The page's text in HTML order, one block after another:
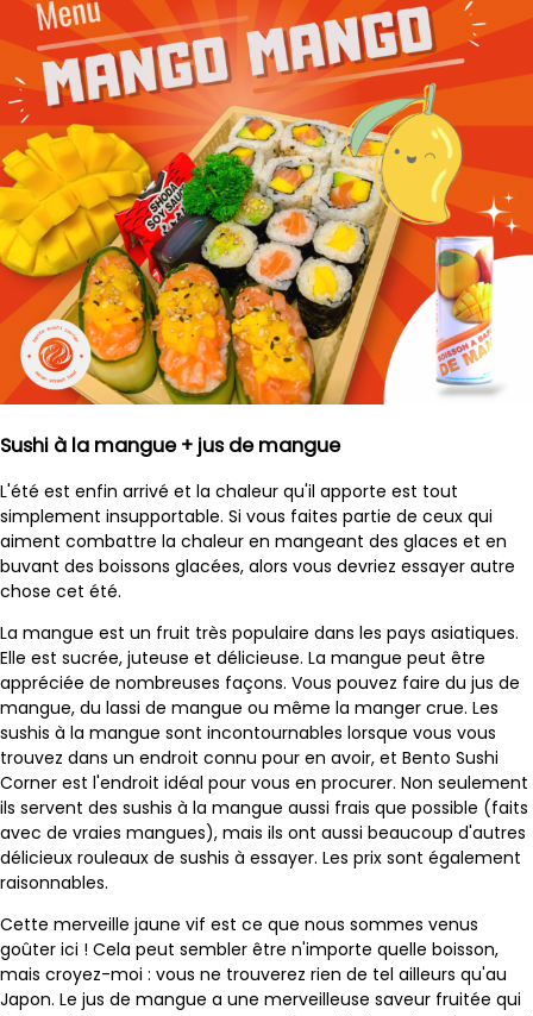
Sushi à la mangue + jus de mangue
L'été est enfin arrivé et la chaleur qu'il apporte est tout
simplement insupportable. Si vous faites partie de ceux qui
aiment combattre la chaleur en mangeant des glaces et en
buvant des boissons glacées, alors vous devriez essayer autre
chose cet été.
La mangue est un fruit très populaire dans les pays asiatiques.
Elle est sucrée, juteuse et délicieuse. La mangue peut être
appréciée de nombreuses façons. Vous pouvez faire du jus de
mangue, du lassi de mangue ou même la manger crue. Les
sushis à la mangue sont incontournables lorsque vous vous
trouvez dans un endroit connu pour en avoir, et Bento Sushi
Corner est l'endroit idéal pour vous en procurer. Non seulement
ils servent des sushis à la mangue aussi frais que possible (faits
avec de vraies mangues), mais ils ont aussi beaucoup d'autres
délicieux rouleaux de sushis à essayer. Les prix sont également
raisonnables.
Cette merveille jaune vif est ce que nous sommes venus
goûter ici ! Cela peut sembler être n'importe quelle boisson,
mais croyez-moi : vous ne trouverez rien de tel ailleurs qu'au
Japon. Le jus de mangue a une merveilleuse saveur fruitée qui